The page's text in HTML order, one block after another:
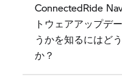
ConnectedRide
トウェアアップデ
うかを知るにはど
か？